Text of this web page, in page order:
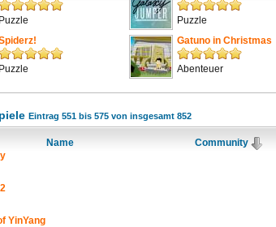
Puzzle Puzzle
Puzzle
Gatuno in Christmas
Abenteuer
Eintrag 551 bis 575 von insgesamt 852
Name Community
YinYang